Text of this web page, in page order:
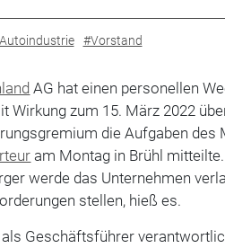
#Vorstand
AG hat einen personellen
Wirkung zum 15. März 2022
die Aufgaben des
am Montag in Brühl
werde das Unternehmen
stellen, hieß es.
Geschäftsführer